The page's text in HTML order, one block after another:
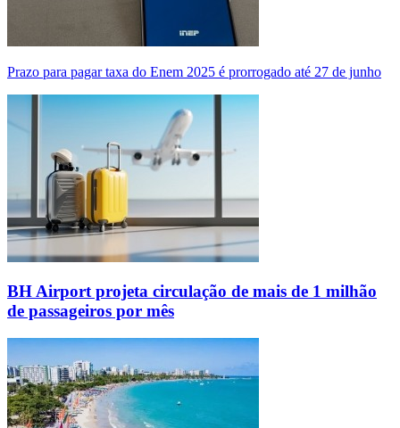
Prazo para pagar taxa do Enem 2025 é prorrogado até 27 de junho
BH Airport projeta circulação de mais de 1 milhão
de passageiros por mês